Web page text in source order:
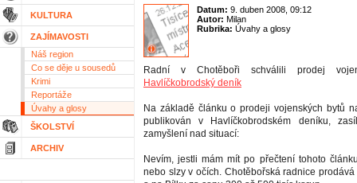
KULTURA
ZAJÍMAVOSTI
Náš region
Co se děje u sousedů
Krimi
Reportáže
Úvahy a glosy
ŠKOLSTVÍ
ARCHIV
Datum: 9. duben 2008, 09:12
Autor: Milan
Rubrika: Úvahy a glosy
Radní v Chotěboři schválili prodej
Havlíčkobrodský deník
Na základě článku o prodeji vojenských bytů
publikován v Havlíčkobrodském deníku,
zamyšlení nad situací:
Nevím, jestli mám mít po přečtení tohoto
nebo slzy v očích. Chotěbořská radnice